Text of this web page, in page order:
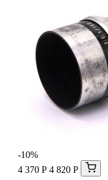
-10%
4 370 Р 4 820 Р